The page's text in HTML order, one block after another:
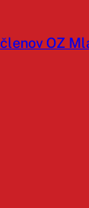
OZ